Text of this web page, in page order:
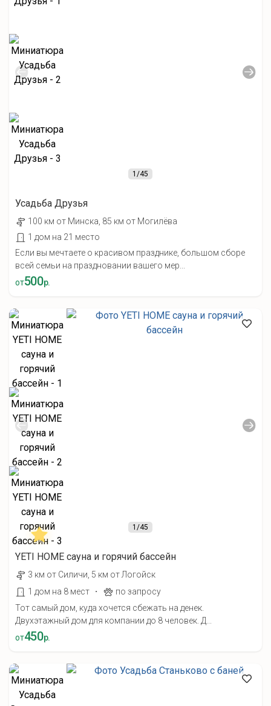
1/45
Усадьба Друзья
100 км от Минска, 85 км от Могилёва
1 дом на 21 место
Если вы мечтаете о красивом празднике, большом сборе
всей семьи на праздновании вашего мер...
от500р.
1/45
YETI HOME cауна и горячий бассейн
3 км от Силичи, 5 км от Логойск
1 дом на 8 мест
·
по запросу
Тот самый дом, куда хочется сбежать на денек.
Двухэтажный дом для компании до 8 человек. Д...
от450р.